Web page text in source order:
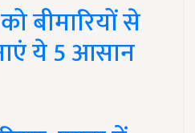
बीमारियों से
ये 5 आसान